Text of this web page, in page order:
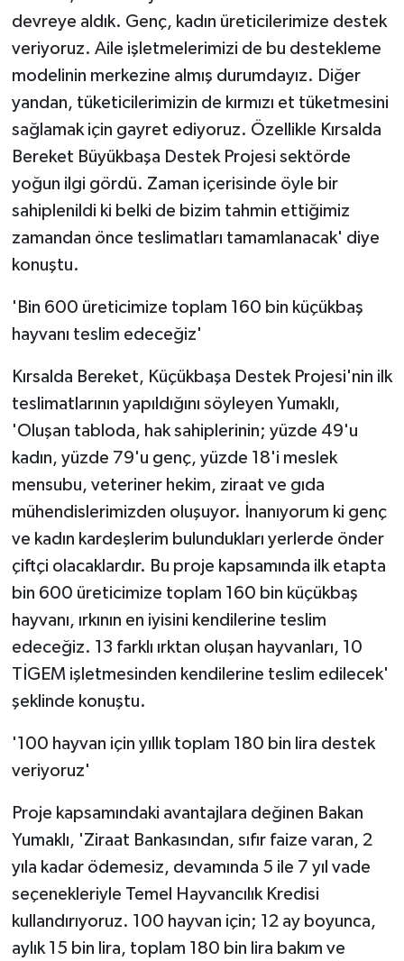
devreye aldık. Genç, kadın üreticilerimize destek
veriyoruz. Aile işletmelerimizi de bu destekleme
modelinin merkezine almış durumdayız. Diğer
yandan, tüketicilerimizin de kırmızı et tüketmesini
sağlamak için gayret ediyoruz. Özellikle Kırsalda
Bereket Büyükbaşa Destek Projesi sektörde
yoğun ilgi gördü. Zaman içerisinde öyle bir
sahiplenildi ki belki de bizim tahmin ettiğimiz
zamandan önce teslimatları tamamlanacak' diye
konuştu.
'Bin 600 üreticimize toplam 160 bin küçükbaş
hayvanı teslim edeceğiz'
Kırsalda Bereket, Küçükbaşa Destek Projesi'nin ilk
teslimatlarının yapıldığını söyleyen Yumaklı,
'Oluşan tabloda, hak sahiplerinin; yüzde 49'u
kadın, yüzde 79'u genç, yüzde 18'i meslek
mensubu, veteriner hekim, ziraat ve gıda
mühendislerimizden oluşuyor. İnanıyorum ki genç
ve kadın kardeşlerim bulundukları yerlerde önder
çiftçi olacaklardır. Bu proje kapsamında ilk etapta
bin 600 üreticimize toplam 160 bin küçükbaş
hayvanı, ırkının en iyisini kendilerine teslim
edeceğiz. 13 farklı ırktan oluşan hayvanları, 10
TİGEM işletmesinden kendilerine teslim edilecek'
şeklinde konuştu.
'100 hayvan için yıllık toplam 180 bin lira destek
veriyoruz'
Proje kapsamındaki avantajlara değinen Bakan
Yumaklı, 'Ziraat Bankasından, sıfır faize varan, 2
yıla kadar ödemesiz, devamında 5 ile 7 yıl vade
seçenekleriyle Temel Hayvancılık Kredisi
kullandırıyoruz. 100 hayvan için; 12 ay boyunca,
aylık 15 bin lira, toplam 180 bin lira bakım ve